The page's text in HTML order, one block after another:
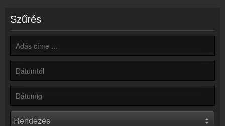
Kapcsolat
Írj nekünk!
Partnerek
Rádiós partnerek
Ágyazd be weboldaladba
Készítés lépésről lépésre
Szűrés